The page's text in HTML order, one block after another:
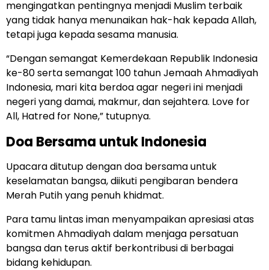
mengingatkan pentingnya menjadi Muslim terbaik
yang tidak hanya menunaikan hak-hak kepada Allah,
tetapi juga kepada sesama manusia.
“Dengan semangat Kemerdekaan Republik Indonesia
ke-80 serta semangat 100 tahun Jemaah Ahmadiyah
Indonesia, mari kita berdoa agar negeri ini menjadi
negeri yang damai, makmur, dan sejahtera. Love for
All, Hatred for None,” tutupnya.
Doa Bersama untuk Indonesia
Upacara ditutup dengan doa bersama untuk
keselamatan bangsa, diikuti pengibaran bendera
Merah Putih yang penuh khidmat.
Para tamu lintas iman menyampaikan apresiasi atas
komitmen Ahmadiyah dalam menjaga persatuan
bangsa dan terus aktif berkontribusi di berbagai
bidang kehidupan.